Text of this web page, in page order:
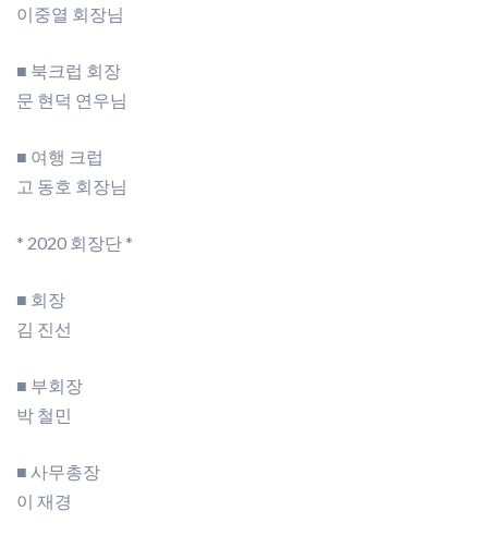
이중열 회장님
■ 북크럽 회장
문 현덕 연우님
■ 여행 크럽
고 동호 회장님
* 2020 회장단 *
■ 회장
김 진선
■ 부회장
박 철민
■ 사무총장
이 재경